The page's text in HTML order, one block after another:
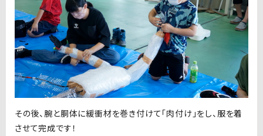
その後、腕と胴体に緩衝材を巻き付けて「肉付け」をし、服を着
させて完成です！